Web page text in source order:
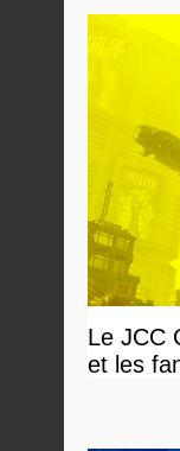
Le JCC
et les